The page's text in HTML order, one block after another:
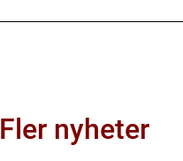
Fler nyheter